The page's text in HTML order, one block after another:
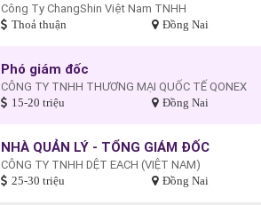
Công Ty ChangShin Việt Nam TNHH
Thoả thuận Đồng Nai
Phó giám đốc
CÔNG TY TNHH THƯƠNG MẠI QUỐC TẾ QONEX
15-20 triệu Đồng Nai
NHÀ QUẢN LÝ - TỔNG GIÁM ĐỐC
CÔNG TY TNHH DỆT EACH (VIỆT NAM)
25-30 triệu Đồng Nai